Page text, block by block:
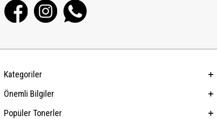
Kategoriler
Önemli Bilgiler
Popüler Tonerler